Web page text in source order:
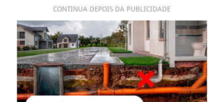
CONTINUA DEPOIS DA PUBLICIDADE